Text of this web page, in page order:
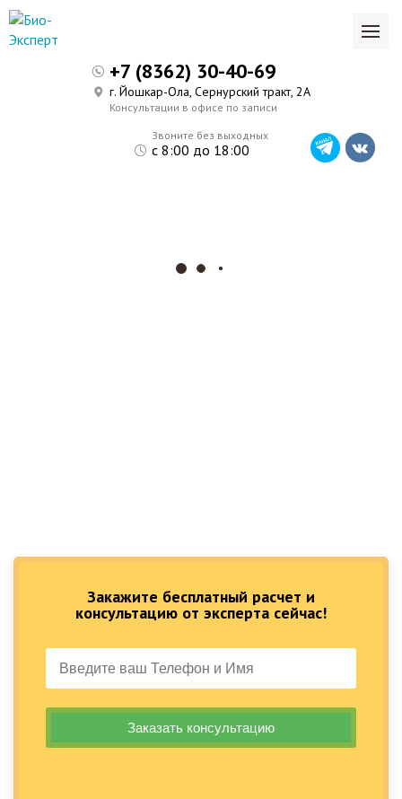
Закажите бесплатный расчет и
консультацию от эксперта сейчас!
Звоните без выходных
с 8:00 до 18:00
+7 (8362) 30-40-69
г. Йошкар-Ола, Сернурский тракт, 2А
Консультации в офисе по записи